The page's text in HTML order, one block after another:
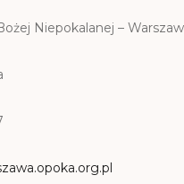
Niepokalanej –